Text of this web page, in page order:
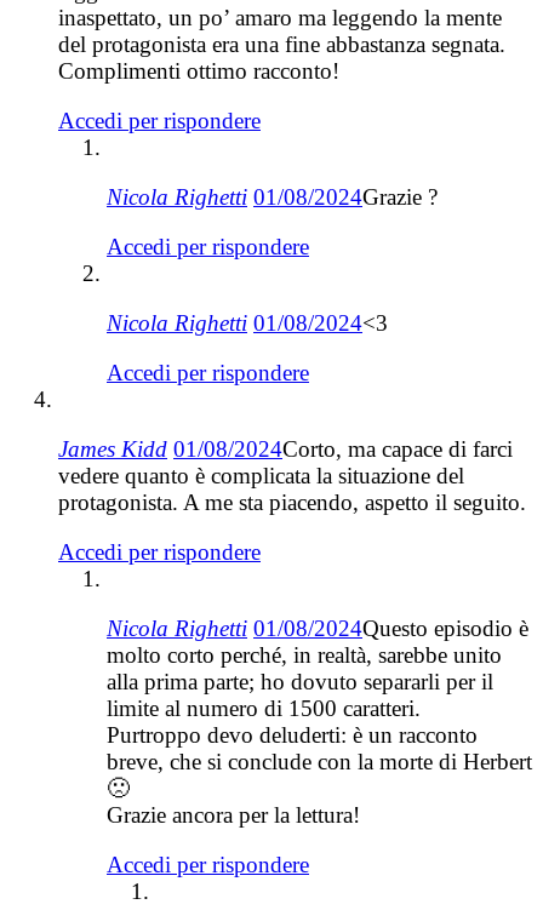
inaspettato, un po’ amaro ma leggendo la mente
del protagonista era una fine abbastanza segnata.
Complimenti ottimo racconto!
Accedi per rispondere
Nicola Righetti 01/08/2024Grazie ?
Accedi per rispondere
Nicola Righetti 01/08/2024<3
Accedi per rispondere
James Kidd 01/08/2024Corto, ma capace di farci
vedere quanto è complicata la situazione del
protagonista. A me sta piacendo, aspetto il seguito.
Accedi per rispondere
Nicola Righetti 01/08/2024Questo episodio è
molto corto perché, in realtà, sarebbe unito
alla prima parte; ho dovuto separarli per il
limite al numero di 1500 caratteri.
Purtroppo devo deluderti: è un racconto
breve, che si conclude con la morte di Herbert
🙁
Grazie ancora per la lettura!
Accedi per rispondere